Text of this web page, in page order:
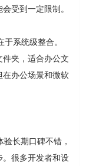
受到一定限制。
系统级整合。
夹，适合办公文
办公场景和微软
长期口碑不错，
很多开发者和设